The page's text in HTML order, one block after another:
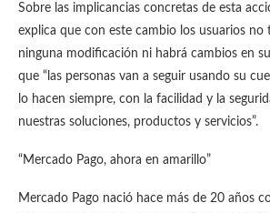
Sobre las implicancias concretas de esta
explica que con este cambio los usuarios no
ninguna modificación ni habrá cambios en
que “las personas van a seguir usando su
lo hacen siempre, con la facilidad y la
nuestras soluciones, productos y servicios”.
“Mercado Pago, ahora en amarillo”
Mercado Pago nació hace más de 20 años